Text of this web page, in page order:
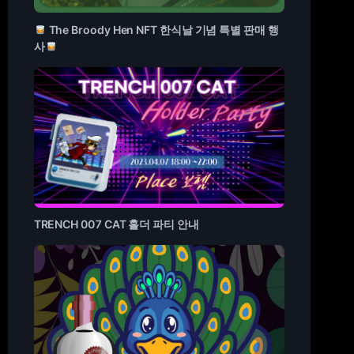
The Broody Hen NFT 한식날 기념 특별 판매 행
사
TRENCH 007 CAT 홀더 파티 안내